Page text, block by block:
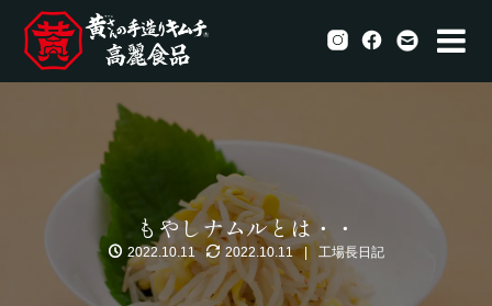
もやしナムルとは・・
2022.10.11 2022.10.11 工場長日記